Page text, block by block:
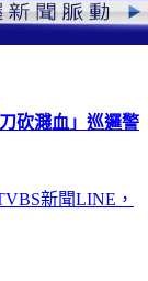
砍濺血」巡邏警
新聞LINE，